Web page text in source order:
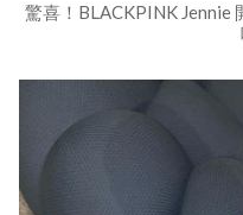
驚喜！BLACKPINK